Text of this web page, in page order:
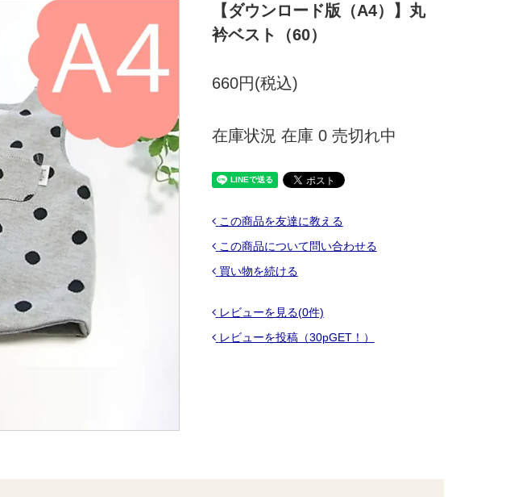
【ダウンロード版（A4）】丸
衿ベスト（60）
660円(税込)
在庫状況 在庫 0 売切れ中
この商品を友達に教える
この商品について問い合わせる
買い物を続ける
レビューを見る(0件)
レビューを投稿（30pGET！）